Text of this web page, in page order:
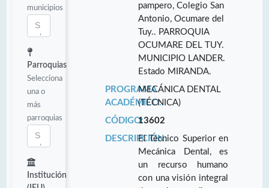
municipios
Parroquias
Selecciona
una o
más
parroquias
Institución
pampero, Colegio San
Antonio, Ocumare del
Tuy.. PARROQUIA
OCUMARE DEL TUY.
MUNICIPIO LANDER.
Estado MIRANDA.
PROGRAMA
ACADÉMICO:
MECÁNICA DENTAL
(TÉCNICA)
CÓDIGO:13602
DESCRIPCIÓN:El Técnico Superior en
Mecánica Dental, es
un recurso humano
con una visión integral